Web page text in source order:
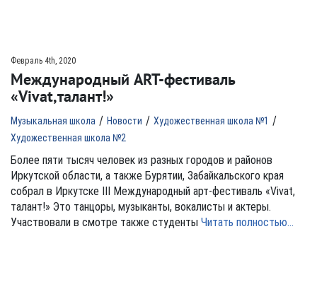
Февраль 4th, 2020
Международный ART-фестиваль
«Vivat,талант!»
Музыкальная школа / Новости / Художественная школа №1 /
Художественная школа №2
Более пяти тысяч человек из разных городов и районов
Иркутской области, а также Бурятии, Забайкальского края
собрал в Иркутске III Международный арт-фестиваль «Vivat,
талант!» Это танцоры, музыканты, вокалисты и актеры.
Участвовали в смотре также студенты Читать полностью…